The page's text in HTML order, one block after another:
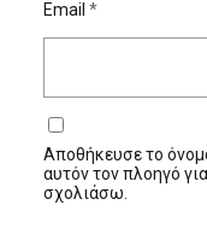
Email *
Αποθήκευσε το
αυτόν τον πλοηγό
σχολιάσω.